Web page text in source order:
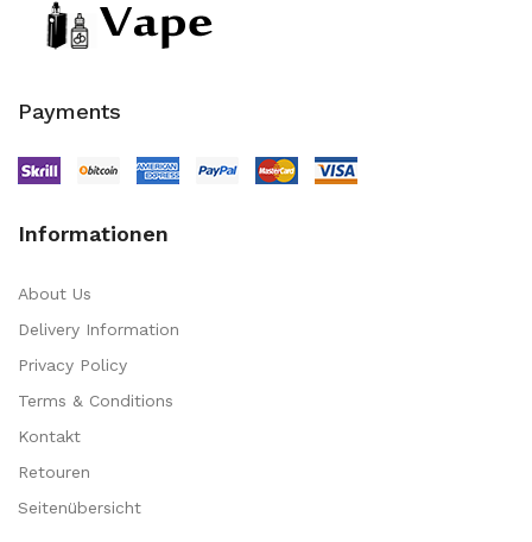
Payments
Informationen
About Us
Delivery Information
Privacy Policy
Terms & Conditions
Kontakt
Retouren
Seitenübersicht